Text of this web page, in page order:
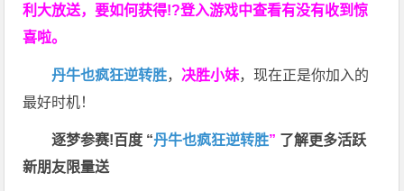
利大放送，要如何获得!?登入游戏中查看有没有收到惊
喜啦。
丹牛也疯狂逆转胜， 决胜小妹，现在正是你加入的
最好时机！
逐梦参赛!百度 “丹牛也疯狂逆转胜” 了解更多活跃
新朋友限量送